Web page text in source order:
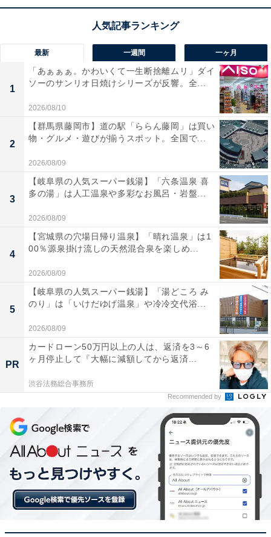
素晴らしいですね。
ユーザーからは「画面の美しさが別次元」「処理が驚く
ほど速い」と絶賛されています。一方で、「あまりに高
性能で持て余しそう」という贅沢な悩みも。究極のスペ
ックを求めるクリエイターや、最高峰のタブレット体験
を妥協なく楽しみたい人には、おすすめの商品といえそ
うです。
あわせて読みたい
【Amazonお買い得情報】Pioneer「車載ス
ピーカー」が特別価格で登場中【4月22日】
【今日チェックしたい】Appleの人気商品5選
Apple「11インチiPad Pro（M5）」
最新 一週間 一ヶ月
1
「あぁぁぁ。かわいくて一生断捨離ムリ」ダイ
ソーのサンリオ日焼けシリーズが反響。全...
2026/08/10
2
【群馬県藤岡市】道の駅「ららん藤岡」は買い
物・グルメ・遊びが揃うスポット。全国で...
2026/08/09
3
【岐阜県の人気スーパー銭湯】「六条温泉 喜
多の湯」は人工温泉や多彩なお風呂・岩盤...
2026/08/09
4
【宮城県の穴場日帰り温泉】「晴れ温泉」は1
00％源泉掛け流しの天然混合泉を楽しめ...
2026/08/09
5
【岐阜県の人気スーパー銭湯】「湯どころ み
のり」は「いけだゆげ温泉」や冷冷交代浴...
2026/08/09
PR
カードローン50万円以上の人は、返済を3～6
ヶ月停止して『大幅に減額してから返済...
渋谷法務総合事務所
Recommended by